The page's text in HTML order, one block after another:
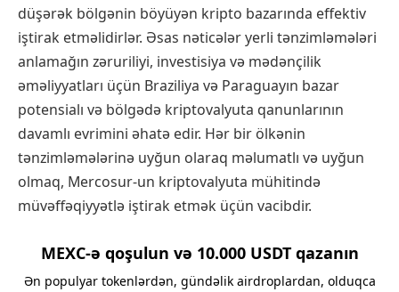
düşərək bölgənin böyüyən kripto bazarında effektiv
iştirak etməlidirlər. Əsas nəticələr yerli tənzimləmələri
anlamağın zəruriliyi, investisiya və mədənçilik
əməliyyatları üçün Braziliya və Paraguayın bazar
potensialı və bölgədə kriptovalyuta qanunlarının
davamlı evrimini əhatə edir. Hər bir ölkənin
tənzimləmələrinə uyğun olaraq məlumatlı və uyğun
olmaq, Mercosur-un kriptovalyuta mühitində
müvəffəqiyyətlə iştirak etmək üçün vacibdir.
MEXC-ə qoşulun və 10.000 USDT qazanın
Ən populyar tokenlərdən, gündəlik airdroplardan, olduqca